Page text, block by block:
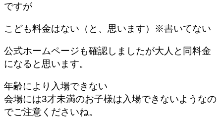
ですが
こども料金はない（と、思います）※書いてない
公式ホームページも確認しましたが大人と同料金
になると思います。
年齢により入場できない
会場には3才未満のお子様は入場できないようなの
でご注意くださいね。